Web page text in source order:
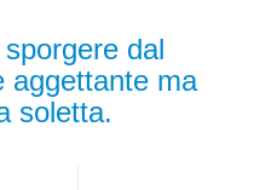
dal
aggettante ma
soletta.